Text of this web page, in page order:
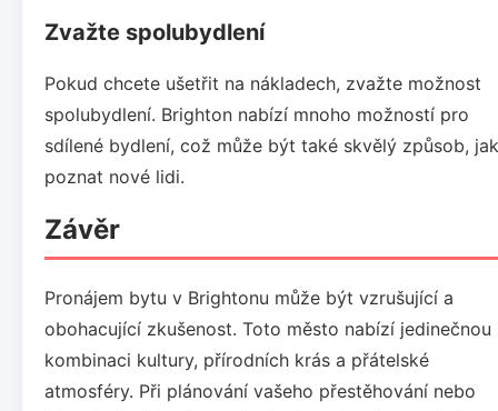
Zvažte spolubydlení
Pokud chcete ušetřit na nákladech, zvažte možnost
spolubydlení. Brighton nabízí mnoho možností pro
sdílené bydlení, což může být také skvělý způsob, jak
poznat nové lidi.
Závěr
Pronájem bytu v Brightonu může být vzrušující a
obohacující zkušenost. Toto město nabízí jedinečnou
kombinaci kultury, přírodních krás a přátelské
atmosféry. Při plánování vašeho přestěhování nebo